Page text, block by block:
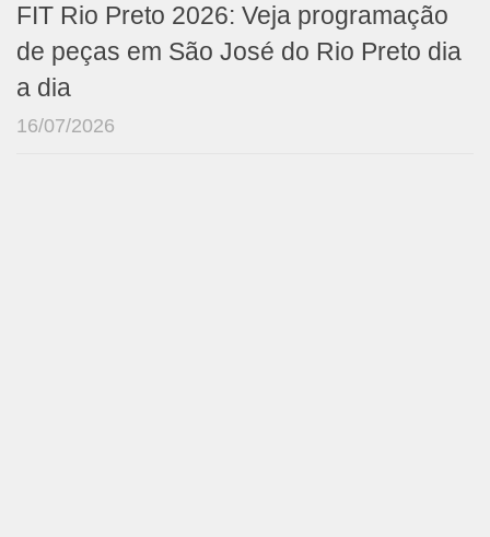
FIT Rio Preto 2026: Veja programação
de peças em São José do Rio Preto dia
a dia
16/07/2026